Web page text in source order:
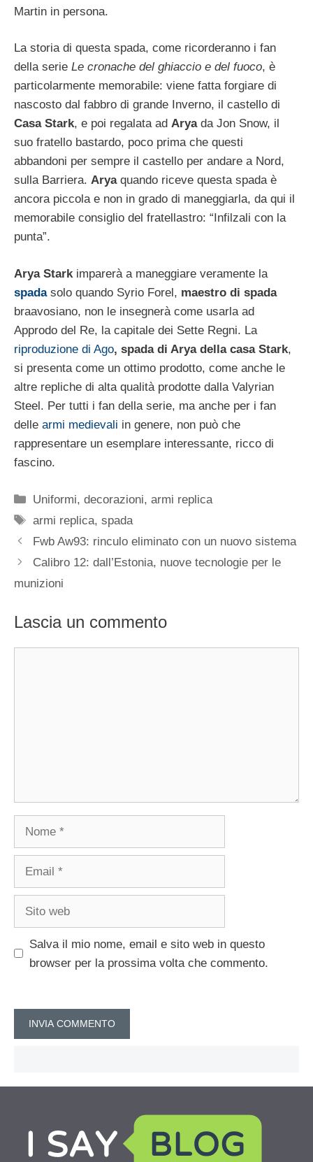
Martin in persona.
La storia di questa spada, come ricorderanno i fan
della serie Le cronache del ghiaccio e del fuoco, è
particolarmente memorabile: viene fatta forgiare di
nascosto dal fabbro di grande Inverno, il castello di
Casa Stark, e poi regalata ad Aryada Jon Snow, il
suo fratello bastardo, poco prima che questi
abbandoni per sempre il castello per andare a Nord,
sulla Barriera. Aryaquando riceve questa spada è
ancora piccola e non in grado di maneggiarla, da qui il
memorabile consiglio del fratellastro: “Infilzali con la
punta”.
Arya Starkimparerà a maneggiare veramente la
spadasolo quando Syrio Forel, maestro di spada
braavosiano, non le insegnerà come usarla ad
Approdo del Re, la capitale dei Sette Regni. La
riproduzione di Ago, spada di Arya della casa Stark,
si presenta come un ottimo prodotto, come anche le
altre repliche di alta qualità prodotte dalla Valyrian
Steel. Per tutti i fan della serie, ma anche per i fan
delle armi medievali in genere, non può che
rappresentare un esemplare interessante, ricco di
fascino.
Categorie
Uniformi, decorazioni, armi replica
Tag
armi replica,spada
Fwb Aw93: rinculo eliminato con un nuovo sistema
Calibro 12: dall’Estonia, nuove tecnologie per le
munizioni
Lascia un commento
Nome
Email
Sito
Salva il mio nome, email e sito web in questo
browser per la prossima volta che commento.